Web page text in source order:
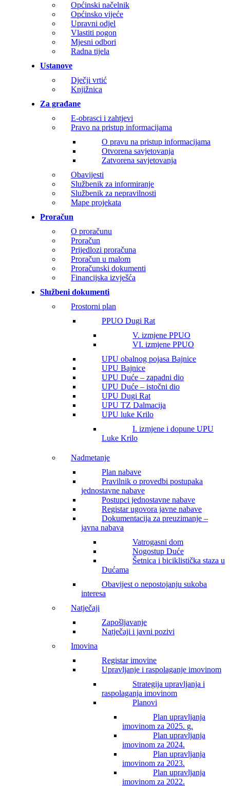
Općinski načelnik
Općinsko vijeće
Upravni odjel
Vlastiti pogon
Mjesni odbori
Radna tijela
Ustanove
Dječji vrtić
Knjižnica
Za građane
E-obrasci i zahtjevi
Pravo na pristup informacijama
O pravu na pristup informacijama
Otvorena savjetovanja
Zatvorena savjetovanja
Obavijesti
Službenik za informiranje
Službenik za nepravilnosti
Mape projekata
Proračun
O proračunu
Proračun
Prijedlozi proračuna
Proračun u malom
Proračunski dokumenti
Financijska izvješća
Službeni dokumenti
Prostorni plan
PPUO Dugi Rat
V. izmjene PPUO
VI. izmjene PPUO
UPU obalnog pojasa Bajnice
UPU Bajnice
UPU Duće – zapadni dio
UPU Duće – istočni dio
UPU Dugi Rat
UPU TZ Dalmacija
UPU luke Krilo
I. izmjene i dopune UPU
Luke Krilo
Nadmetanje
Plan nabave
Pravilnik o provedbi postupaka
jednostavne nabave
Postupci jednostavne nabave
Registar ugovora javne nabave
Dokumentacija za preuzimanje –
javna nabava
Vatrogasni dom
Nogostup Duće
Šetnica i biciklistička staza u
Dućama
Obavijest o nepostojanju sukoba
interesa
Natječaji
Zapošljavanje
Natječaji i javni pozivi
Imovina
Registar imovine
Upravljanje i raspolaganje imovinom
Strategija upravljanja i
raspolaganja imovinom
Planovi
Plan upravljanja
imovinom za 2025. g.
Plan upravljanja
imovinom za 2024.
Plan upravljanja
imovinom za 2023.
Plan upravljanja
imovinom za 2022.